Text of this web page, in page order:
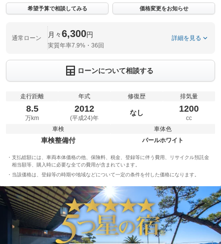
希望予算で相談してみる 価格変更をお知らせ
通常ローン 月々6,300円
実質年率7.9%・36回
詳細を見る
ローンについて相談する
走行距離
8.5
万km
年式
2012
(平成24)年
修復歴
なし
排気量
1200
cc
車検
車検整備付
車体色
パールホワイト
支払総額には、車両本体価格の他、保険料、税金、登録等に伴う費用、リサイクル預託金
相当額等、購入時に必要な全ての費用が含まれています。
当該価格は、登録等の時期や地域などについて一定の条件を付した価格になります。